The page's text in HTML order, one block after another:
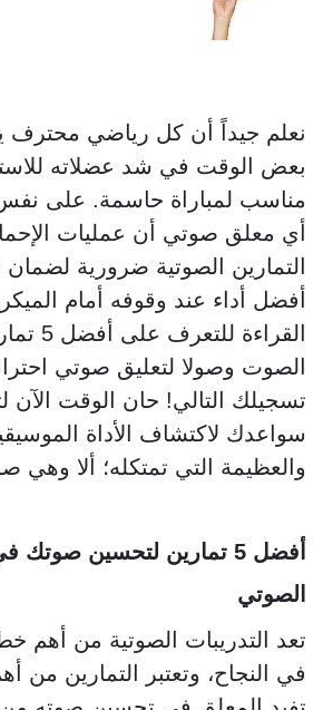
نعلم جيداً أن كل رياضي محترف
بعض الوقت في شد عضلاته
مناسب لمباراة حاسمة. على
أي معلق صوتي أن عمليات
التمارين الصوتية ضرورية
أفضل أداء عند وقوفه أمام
القراءة
الصوت وصولا لتعليق صوتي
تسجيلك التالي! حان الوقت
سواعدك لاكتشاف الأداة
والعظيمة التي تمتكله؛ ألا وهي
أفضل 5 تمارين لتحسين صوتك
الصوتي
تعد التدريبات الصوتية من أهم
في النجاح، وتعتبر التمارين من